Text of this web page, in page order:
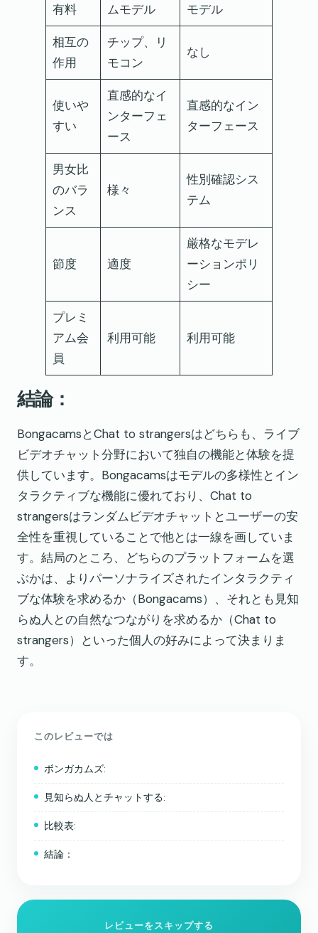
有料
ムモデル
モデル
相互の
作用
チップ、リ
モコン
なし
使いや
すい
直感的なイ
ンターフェ
ース
直感的なイン
ターフェース
男女比
のバラ
ンス
様々
性別確認シス
テム
節度 適度
厳格なモデレ
ーションポリ
シー
プレミ
アム会
員
利用可能 利用可能
結論：
BongacamsとChat to strangersはどちらも、ライブ
ビデオチャット分野において独自の機能と体験を提
供しています。Bongacamsはモデルの多様性とイン
タラクティブな機能に優れており、Chat to
strangersはランダムビデオチャットとユーザーの安
全性を重視していることで他とは一線を画していま
す。結局のところ、どちらのプラットフォームを選
ぶかは、よりパーソナライズされたインタラクティ
ブな体験を求めるか（Bongacams）、それとも見知
らぬ人との自然なつながりを求めるか（Chat to
strangers）といった個人の好みによって決まりま
す。
このレビューでは
ボンガカムズ:
見知らぬ人とチャットする:
比較表:
結論：
レビューをスキップする